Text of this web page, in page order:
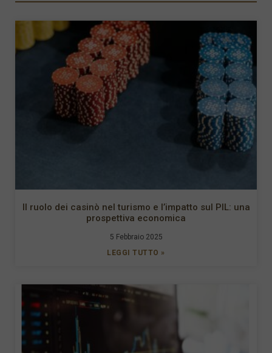
Il ruolo dei casinò nel turismo e l’impatto sul PIL: una
prospettiva economica
5 Febbraio 2025
LEGGI TUTTO »